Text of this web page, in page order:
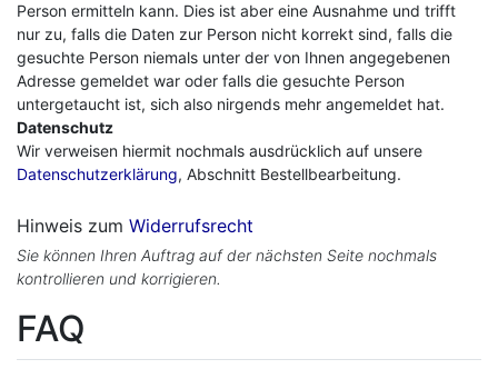
Person ermitteln kann. Dies ist aber eine Ausnahme und trifft
nur zu, falls die Daten zur Person nicht korrekt sind, falls die
gesuchte Person niemals unter der von Ihnen angegebenen
Adresse gemeldet war oder falls die gesuchte Person
untergetaucht ist, sich also nirgends mehr angemeldet hat.
Datenschutz
Wir verweisen hiermit nochmals ausdrücklich auf unsere
Datenschutzerklärung, Abschnitt Bestellbearbeitung.
Hinweis zum Widerrufsrecht
Sie können Ihren Auftrag auf der nächsten Seite nochmals
kontrollieren und korrigieren.
FAQ